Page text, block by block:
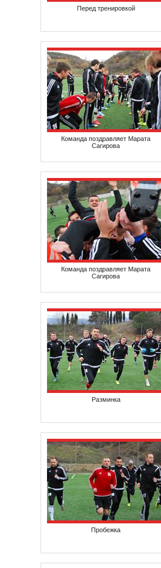
Перед тренировкой
Команда поздравляет Марата
Сагирова
Команда поздравляет Марата
Сагирова
Разминка
Пробежка